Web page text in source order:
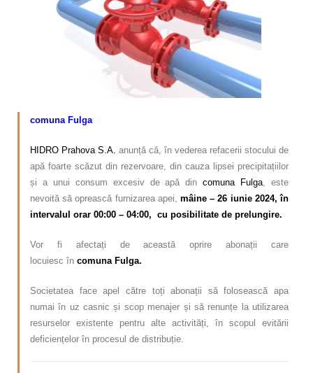
Calitatea apei
comuna Fulga
HIDRO Prahova S.A. anunță că, în vederea refacerii stocului de
apă foarte scăzut din rezervoare, din cauza lipsei precipitațiilor
și a unui consum excesiv de apă dincomuna Fulga, este
nevoită să oprească furnizarea apei,mâine – 26 iunie 2024, în
intervalul orar 00:00 – 04:00, cu posibilitate de prelungire.
Vor fi afectați de această oprire abonații care
locuiesc în comuna Fulga.
Societatea face apel către toți abonații să folosească apa
numai în uz casnic și scop menajer și să renunțe la utilizarea
resurselor existente pentru alte activități, în scopul evitării
deficiențelor în procesul de distribuție.